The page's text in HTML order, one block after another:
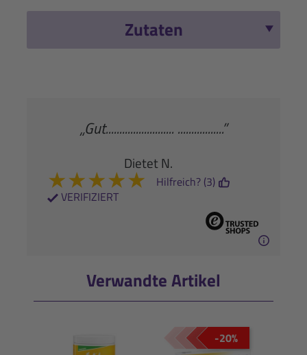
Zutaten
„Gut......................... .................”
Dietet N.
★★★★★
VERIFIZIERT
Hilfreich? (3)
Verwandte Artikel
-20%